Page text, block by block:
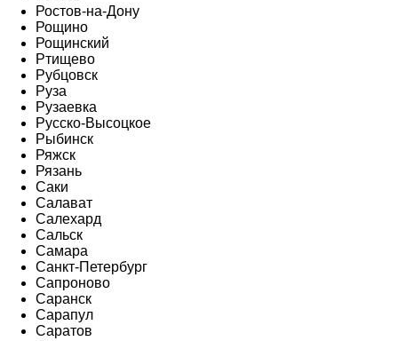
Ростов-на-Дону
Рощино
Рощинский
Ртищево
Рубцовск
Руза
Рузаевка
Русско-Высоцкое
Рыбинск
Ряжск
Рязань
Саки
Салават
Салехард
Сальск
Самара
Санкт-Петербург
Сапроново
Саранск
Сарапул
Саратов